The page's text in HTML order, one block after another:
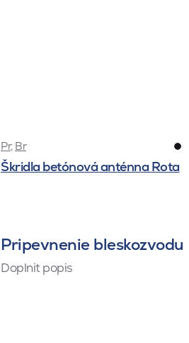
Pr, Br
Škridla betónová anténna Rota
Pripevnenie bleskozvodu
Doplnit popis